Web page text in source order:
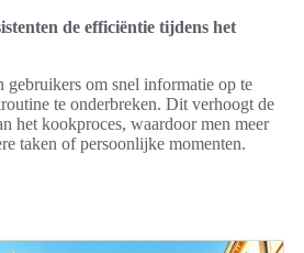
de efficiëntie tijdens het
gebruikers om snel informatie op te
te onderbreken. Dit verhoogt de
het kookproces, waardoor men meer
taken of persoonlijke momenten.